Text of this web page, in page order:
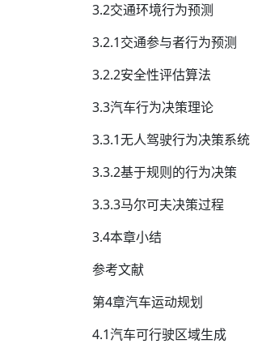
3.2交通环境行为预测
3.2.1交通参与者行为预测
3.2.2安全性评估算法
3.3汽车行为决策理论
3.3.1无人驾驶行为决策系统
3.3.2基于规则的行为决策
3.3.3马尔可夫决策过程
3.4本章小结
参考文献
第4章汽车运动规划
4.1汽车可行驶区域生成